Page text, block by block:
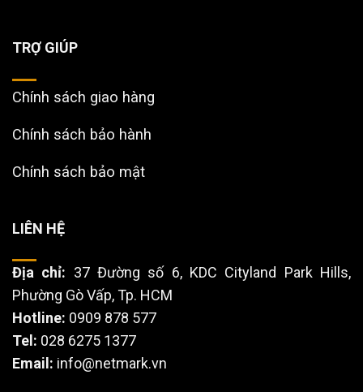
TRỢ GIÚP
Chính sách giao hàng
Chính sách bảo hành
Chính sách bảo mật
LIÊN HỆ
Địa chỉ: 37 Đường số 6, KDC Cityland Park Hills,
Phường Gò Vấp, Tp. HCM
Hotline: 0909 878 577
Tel: 028 6275 1377
Email: info@netmark.vn